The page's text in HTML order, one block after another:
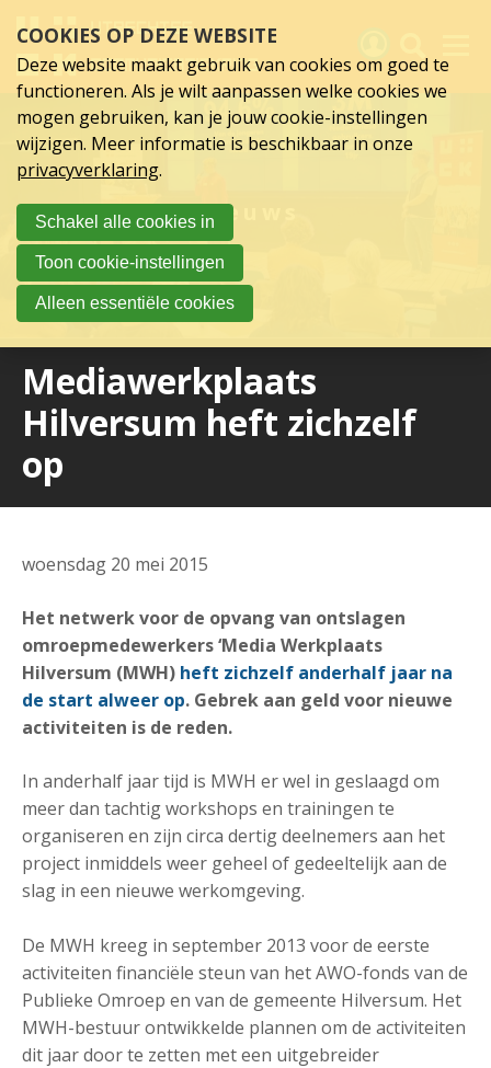
links
over
Spring
hoofd
inhoud
Spring
naar
hoofdnavigatie
Nieuws
Mediawerkplaats
Hilversum heft zichzelf
op
woensdag 20 mei 2015
Het netwerk voor de opvang van ontslagen
omroepmedewerkers ‘Media Werkplaats
Hilversum (MWH) heft zichzelf anderhalf jaar na
de start alweer op. Gebrek aan geld voor nieuwe
activiteiten is de reden.
In anderhalf jaar tijd is MWH er wel in geslaagd om
meer dan tachtig workshops en trainingen te
organiseren en zijn circa dertig deelnemers aan het
project inmiddels weer geheel of gedeeltelijk aan de
slag in een nieuwe werkomgeving.
De MWH kreeg in september 2013 voor de eerste
activiteiten financiële steun van het AWO-fonds van de
Publieke Omroep en van de gemeente Hilversum. Het
MWH-bestuur ontwikkelde plannen om de activiteiten
dit jaar door te zetten met een uitgebreider
Activiteiten
Nieuws
Verslagen
Sluit je aan
Over UCK
COOKIES OP DEZE WEBSITE
Deze website maakt gebruik van cookies om goed te
functioneren. Als je wilt aanpassen welke cookies we
mogen gebruiken, kan je jouw cookie-instellingen
wijzigen. Meer informatie is beschikbaar in onze
privacyverklaring.
Schakel alle cookies in
Toon cookie-instellingen
Alleen essentiële cookies